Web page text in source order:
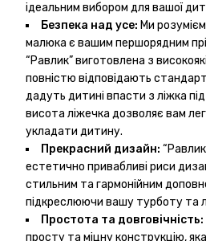
ідеальним вибором для вашої
Безпека над усе: Ми
малюка є вашим першорядним
“Равлик” виготовлена з
повністю відповідають
дадуть дитині впасти з ліжка
висота ліжечка дозволяє вам
укладати дитину.
Прекрасний дизайн:
естетично привабливі риси
стильним та гармонійним
підкреслюючи вашу турботу та
Простота та довговічність:
просту та міцну конструкцію,